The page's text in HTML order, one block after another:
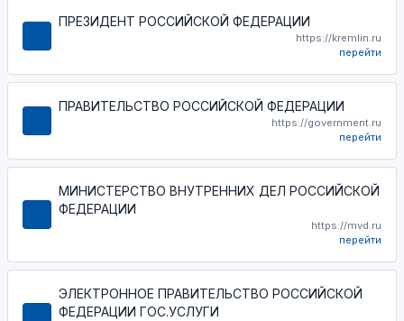
ПРЕЗИДЕНТ РОССИЙСКОЙ ФЕДЕРАЦИИ
https://kremlin.ru
перейти
ПРАВИТЕЛЬСТВО РОССИЙСКОЙ ФЕДЕРАЦИИ
https://government.ru
перейти
МИНИСТЕРСТВО ВНУТРЕННИХ ДЕЛ РОССИЙСКОЙ
ФЕДЕРАЦИИ
https://mvd.ru
перейти
ЭЛЕКТРОННОЕ ПРАВИТЕЛЬСТВО РОССИЙСКОЙ
ФЕДЕРАЦИИ ГОС.УСЛУГИ